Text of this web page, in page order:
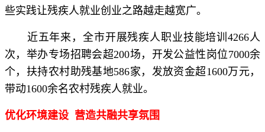
些实践让残疾人就业创业之路越走越宽广。
近五年来，全市开展残疾人职业技能培训4266人
次，举办专场招聘会超200场，开发公益性岗位7000余
个，扶持农村助残基地586家，发放资金超1600万元，
带动1600余名农村残疾人就业。
优化环境建设 营造共融共享氛围